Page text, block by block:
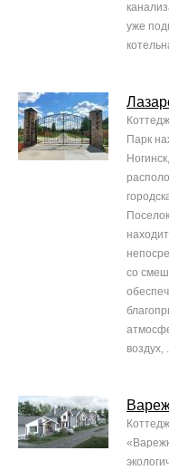
уже
Парк
со
воздух,